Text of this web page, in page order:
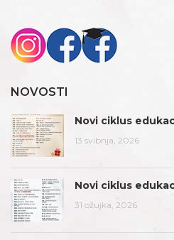
NOVOSTI
Novi ciklus
13 svibnja, 2026
Novi ciklus
31 ožujka, 2026